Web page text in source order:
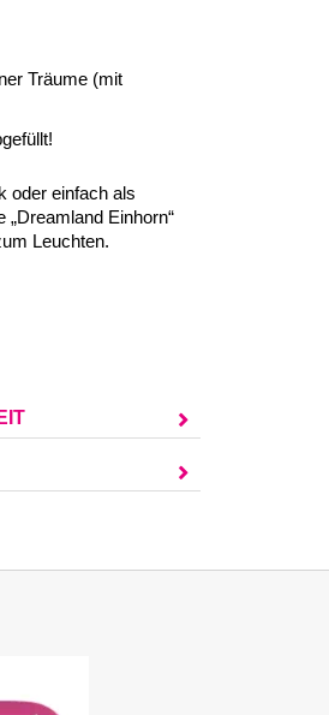
Träume (mit
oder einfach als
Einhorn“
Leuchten.